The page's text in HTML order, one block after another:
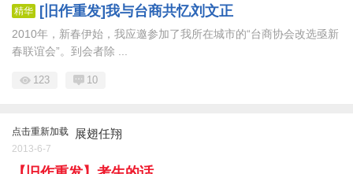
精华 [旧作重发]我与台商共忆刘文正
2010年，新春伊始，我应邀参加了我所在城市的“台商协会改选亟新
春联谊会”。到会者除 ...
123 10
点击重新加载 展翅任翔
2013-6-7